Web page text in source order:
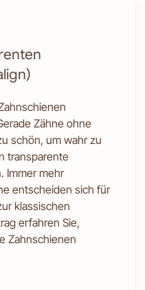
Zähne ohne
schön, um wahr zu
transparente
Immer mehr
entscheiden sich für
klassischen
erfahren Sie,
Zahnschienen